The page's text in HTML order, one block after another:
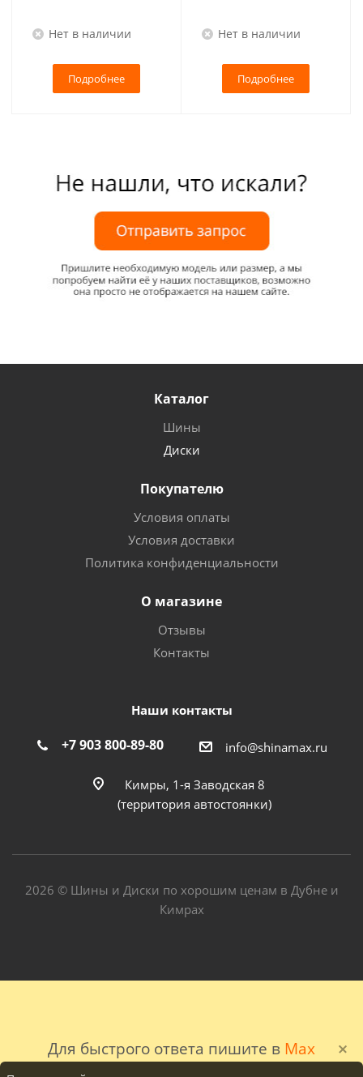
Для быстрого ответа пишите в Max
Нет в наличии
Подробнее
Нет в наличии
Подробнее
Каталог
Шины
Диски
Покупателю
Условия оплаты
Условия доставки
Политика конфиденциальности
О магазине
Отзывы
Контакты
Наши контакты
+7 903 800-89-80 info@shinamax.ru
Кимры, 1-я Заводская 8
(территория автостоянки)
2026 © Шины и Диски по хорошим ценам в Дубне и
Кимрах